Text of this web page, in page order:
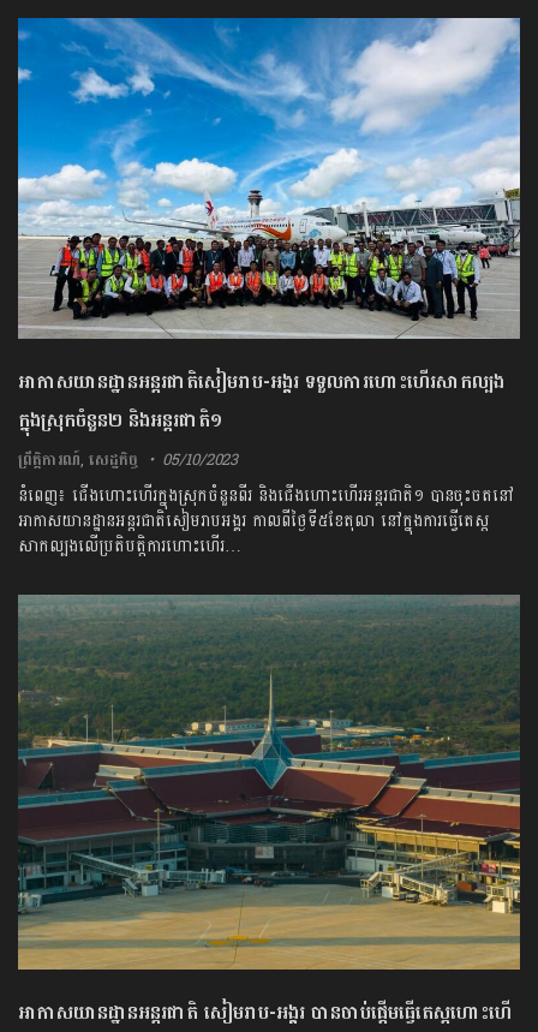
អាកាសយានដ្ឋានអន្តរជាតិសៀមរាប-អង្គរ ទទួលការហោះហើរសាកល្បង
ក្នុងស្រុកចំនួន២ និងអន្តរជាតិ១
ព្រឹត្តិការណ៍,សេដ្ឋកិច្ច 05/10/2023
នំពេញ៖ ជើងហោះហើរក្នុងស្រុកចំនួនពីរ និងជើងហោះហើរអន្តរជាតិ១ បានចុះចតនៅ
អាកាសយានដ្ឋានអន្តរជាតិសៀមរាបអង្គរ កាលពីថ្ងៃទី៥ខែតុលា នៅក្នុងការធ្វើតេស្ត
សាកល្បងលើប្រតិបត្តិការហោះហើរ…
អាកាសយានដ្ឋានអន្តរជាតិ សៀមរាប-អង្គរ បានចាប់ផ្តើមធ្វើតេស្តហោះហើ